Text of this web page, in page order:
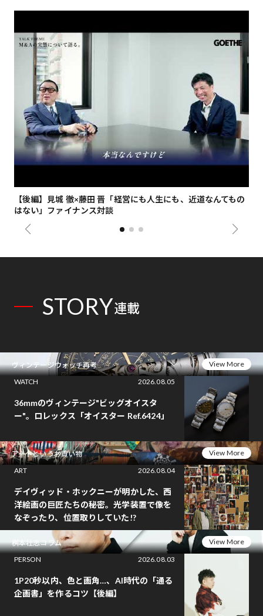
【後編】見城 徹×藤田 晋「経営にも人生にも、近道なんてもの
はない」ファイナンス対談
STORY連載
ヴィンテージウォッチ再考
View More
WATCH
2026.08.05
36mmのヴィンテージ"ビッグオイスタ
ー"。ロレックス「オイスター Ref.6424」
アートというお買い物
View More
ART
2026.08.04
デイヴィッド・ホックニーが明かした、西
洋絵画の巨匠たちの秘密。光学装置で像を
なぞったり、位置取りしていた!?
桝本壮志コラム
View More
PERSON
2026.08.03
1P20秒以内、色と画角…、AI時代の「通る
企画書」を作るコツ【後編】